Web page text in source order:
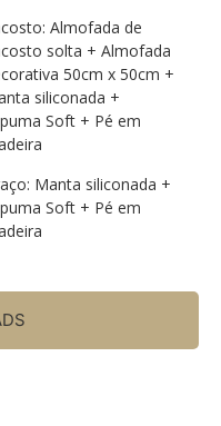
Almofada de
solta + Almofada
50cm x 50cm +
siliconada +
Soft + Pé em
Manta siliconada +
Soft + Pé em